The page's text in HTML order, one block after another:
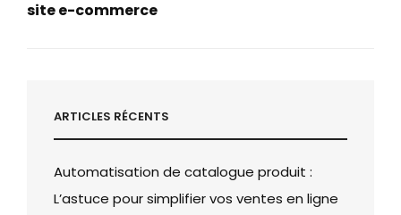
site e-commerce
ARTICLES RÉCENTS
Automatisation de catalogue produit :
L’astuce pour simplifier vos ventes en ligne